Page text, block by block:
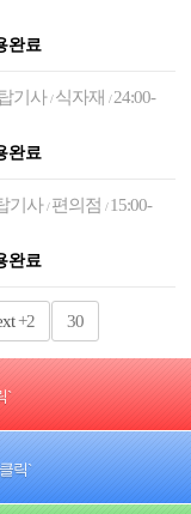
완료
기사/ 식자재/ 24:00-
완료
기사/ 편의점/ 15:00-
완료
+2 30
`
릭`